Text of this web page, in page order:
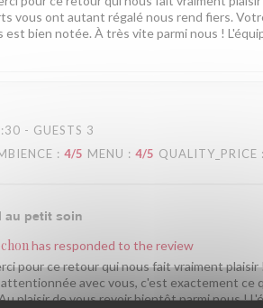
vous ont autant régalé nous rend fiers.
est bien notée. À très vite parmi nous !
- GUESTS 3
: 4/5 MENU : 4/5 QUALITY_PRICE
au petit soin
has responded to the review
pour ce retour qui nous fait vraiment
avec vous, c'est exactement ce
plaisir de vous revoir bientôt parmi nous !